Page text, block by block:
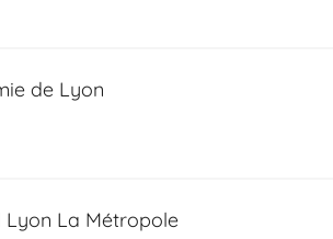
de Lyon
Lyon La Métropole